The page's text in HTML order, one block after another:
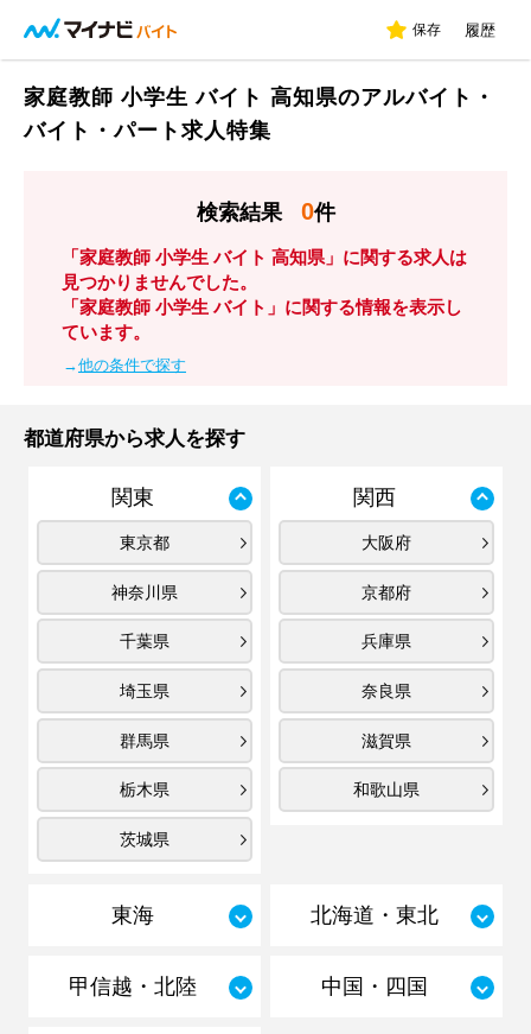
保存 履歴
家庭教師 小学生 バイト 高知県のアルバイト・
バイト・パート求人特集
検索結果 0件
「家庭教師 小学生 バイト 高知県」に関する求人は
見つかりませんでした。
「家庭教師 小学生 バイト」に関する情報を表示し
ています。
→他の条件で探す
都道府県から求人を探す
関東
東京都
神奈川県
千葉県
埼玉県
群馬県
栃木県
茨城県
関西
大阪府
京都府
兵庫県
奈良県
滋賀県
和歌山県
東海 北海道・東北
甲信越・北陸 中国・四国